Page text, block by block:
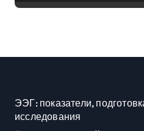
масованої атаки в
ЭЭГ: показатели,
исследования